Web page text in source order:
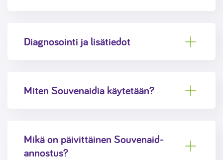
Diagnosointi ja lisätiedot
Miten Souvenaidia käytetään?
Mikä on päivittäinen Souvenaid-
annostus?